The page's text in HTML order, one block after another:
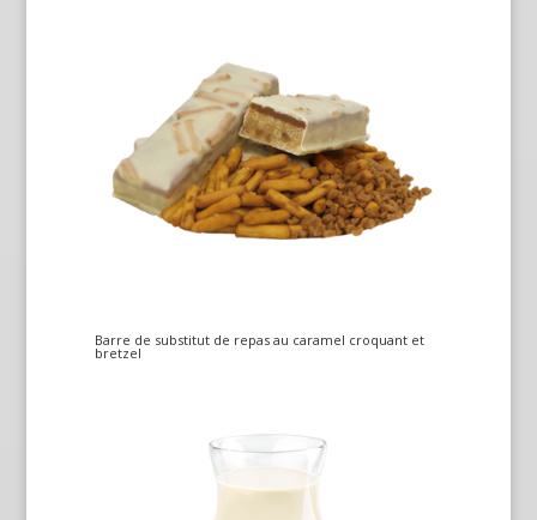
Barre de substitut de repas au caramel croquant et
bretzel